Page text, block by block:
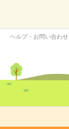
ヘルプ・お問い合わせ